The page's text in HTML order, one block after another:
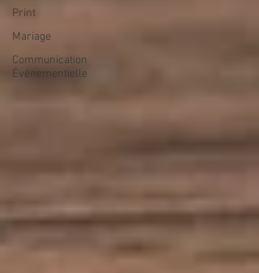
Print
Mariage
Communication
Événementielle